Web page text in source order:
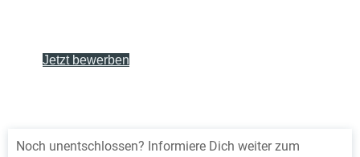
Noch unentschlossen? Informiere Dich weiter zum